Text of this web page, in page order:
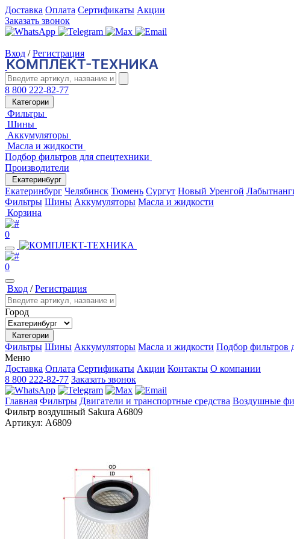
Доставка Оплата Сертификаты Акции
Заказать звонок
Вход / Регистрация
8 800 222-82-77
Категории
Фильтры
Шины
Аккумуляторы
Масла и жидкости
Подбор фильтров для спецтехники
Производители
Екатеринбург
Екатеринбург Челябинск Тюмень Сургут Новый Уренгой
Фильтры Шины Аккумуляторы Масла и жидкости
Корзина
0
0
Вход /Регистрация
Город
Категории
Фильтры Шины Аккумуляторы Масла и жидкости Подбор фильтров
Меню
Доставка Оплата Сертификаты Акции Контакты О компании
8 800 222-82-77 Заказать звонок
Главная Фильтры Двигатели и транспортные средства Воздушные
Фильтр воздушный Sakura A6809
Артикул: A6809